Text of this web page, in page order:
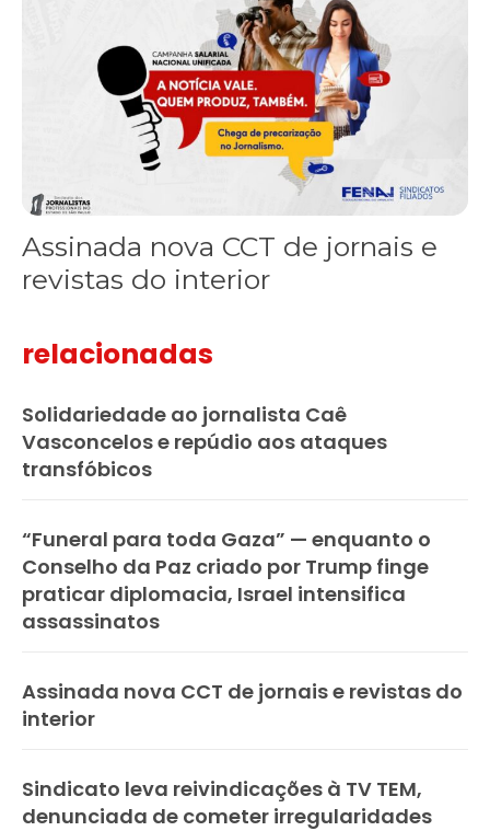
Assinada nova CCT de jornais e
revistas do interior
relacionadas
Solidariedade ao jornalista Caê
Vasconcelos e repúdio aos ataques
transfóbicos
“Funeral para toda Gaza” — enquanto o
Conselho da Paz criado por Trump finge
praticar diplomacia, Israel intensifica
assassinatos
Assinada nova CCT de jornais e revistas do
interior
Sindicato leva reivindicações à TV TEM,
denunciada de cometer irregularidades